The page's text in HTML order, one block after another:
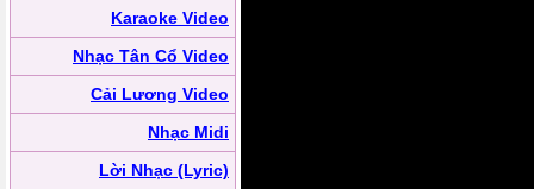
Karaoke Video
Nhạc Tân Cổ Video
Cải Lương Video
Nhạc Midi
Lời Nhạc (Lyric)